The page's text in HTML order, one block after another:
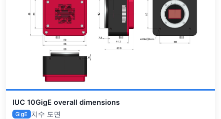
IUC 10GigE overall dimensions
GigE 치수 도면